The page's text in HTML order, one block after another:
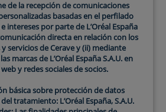
a reducir la apariencia de
ingredientes como el retinol.
utiliza alguna crema para el
que incorpore protección solar, lo
el daño causado por los
de la recepción de comunicaciones
basadas en el perfilado
intereses por parte de L’Oréal España
directa en relación con los
servicios de Cerave y (ii) mediante
marcas de L’Oréal España S.A.U. en
y redes sociales de socios.
básica sobre protección de datos
tratamiento: L’Oréal España, S.A.U.